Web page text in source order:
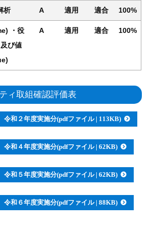
析 A 適用 適合 100%
・役
び値
A 適用 適合 100%
ィ取組確認評価表
和２年度実施分(pdfファイル | 113KB)
和４年度実施分(pdfファイル | 62KB)
和５年度実施分(pdfファイル | 62KB)
和６年度実施分(pdfファイル | 88KB)